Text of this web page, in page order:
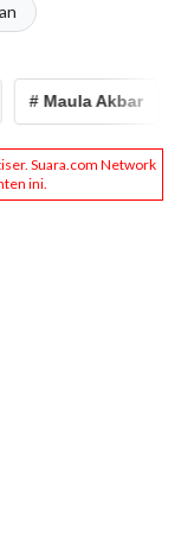
# Maula Akbar